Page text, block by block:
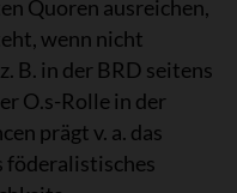
Quoren ausreichen,
wenn nicht
B. in der BRD seitens
O.s-Rolle in der
prägt v. a. das
föderalistisches